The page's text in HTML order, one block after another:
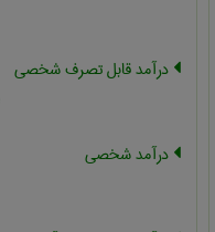
درآمد قابل تصرف شخصی
درآمد شخصی